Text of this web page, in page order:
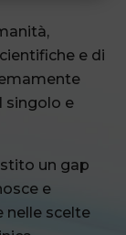
e di
singolo e
un gap
e
nelle scelte